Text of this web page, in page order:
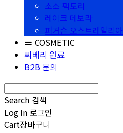
소소 팩토리
레이크 데보라
퍼거슨 오스트레일리아
≡ COSMETIC
씨베리 원료
B2B 문의
Search 검색
Log In 로그인
Cart장바구니